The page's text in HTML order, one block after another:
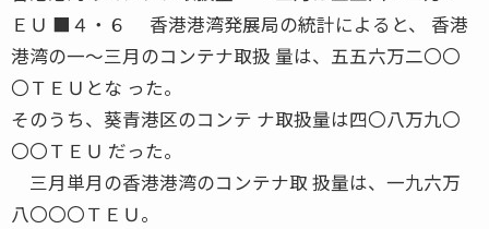
ＥＵ ■４・６ 香港港湾発展局の統計によると、 香港
港湾の一〜三月のコンテナ取扱 量は、五五六万二〇〇
〇ＴＥＵとな った。
そのうち、葵青港区のコンテ ナ取扱量は四〇八万九〇
〇〇ＴＥＵ だった。
三月単月の香港港湾のコンテナ取 扱量は、一九六万
八〇〇〇ＴＥＵ。